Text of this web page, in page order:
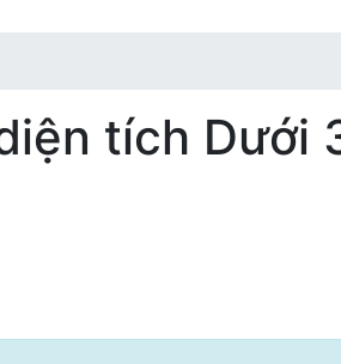
tích Dưới